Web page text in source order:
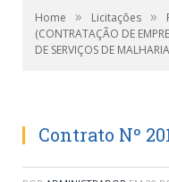
Home » Licitações »
(CONTRATAÇÃO DE
DE SERVIÇOS DE
Contrato Nº